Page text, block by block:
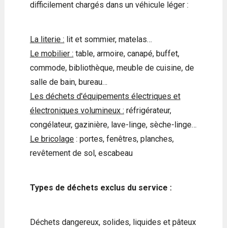
difficilement chargés dans un véhicule léger :
La literie : lit et sommier, matelas…
Le mobilier : table, armoire, canapé, buffet,
commode, bibliothèque, meuble de cuisine, de
salle de bain, bureau…
Les déchets d'équipements électriques et
électroniques volumineux : réfrigérateur,
congélateur, gazinière, lave-linge, sèche-linge…
Le bricolage: portes, fenêtres, planches,
revêtement de sol, escabeau
Types de déchets exclus du service :
Déchets dangereux, solides, liquides et pâteux